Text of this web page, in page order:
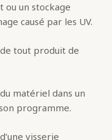
ou un stockage
causé par les UV.
de tout produit de
matériel dans un
programme.
visserie